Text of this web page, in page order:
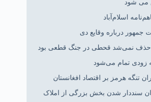
می شود
اسلام‌آباد
جمهور درباره وقایع دی
حذف نمی‌شد قحطی در جنگ قطعی بود
زودی تمام می‌شود
تنگه هرمز بر اقتصاد افغانستان
سنددار شدن بخش بزرگی از املاک